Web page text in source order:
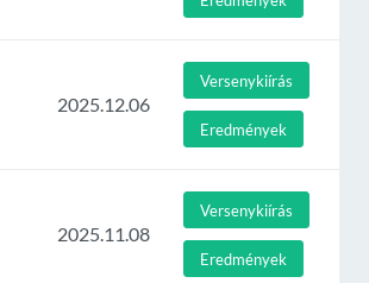
2025.12.06
Versenykiírás
Eredmények
2025.11.08
Versenykiírás
Eredmények